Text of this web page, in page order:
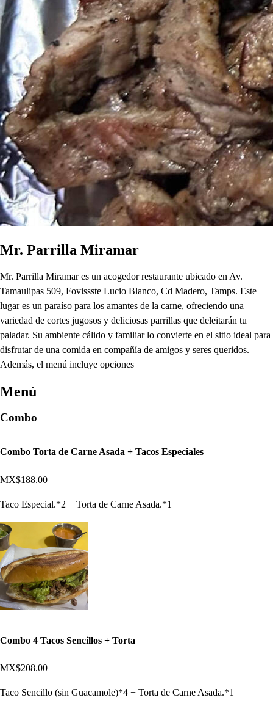
Mr. Parrilla Miramar
Mr. Parrilla Miramar es un acogedor restaurante ubicado en Av.
Tamaulipas 509, Fovissste Lucio Blanco, Cd Madero, Tamps. Este
lugar es un paraíso para los amantes de la carne, ofreciendo una
variedad de cortes jugosos y deliciosas parrillas que deleitarán tu
paladar. Su ambiente cálido y familiar lo convierte en el sitio ideal para
disfrutar de una comida en compañía de amigos y seres queridos.
Además, el menú incluye opciones
Menú
Combo
Combo Torta de Carne Asada + Tacos Especiales
MX$188.00
Taco Especial.*2 + Torta de Carne Asada.*1
Combo 4 Tacos Sencillos + Torta
MX$208.00
Taco Sencillo (sin Guacamole)*4 + Torta de Carne Asada.*1